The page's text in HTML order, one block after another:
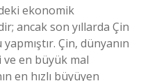
ekonomik
ancak son yıllarda Çin
Çin, dünyanın
en büyük mal
en hızlı büyüyen